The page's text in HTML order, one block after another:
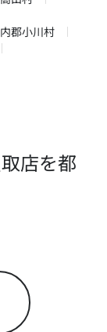
郡小川村
店を都